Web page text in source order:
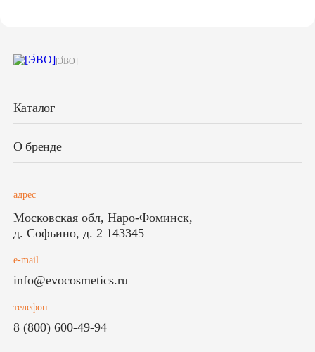
[Э́ВО]
Каталог
О бренде
телефон
8 (800) 600-49-94
e-mail
info@evocosmetics.ru
адрес
Московская обл, Наро-Фоминск,
д. Софьино, д. 2 143345